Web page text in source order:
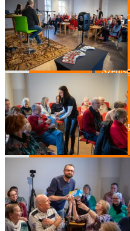
Spurensuche